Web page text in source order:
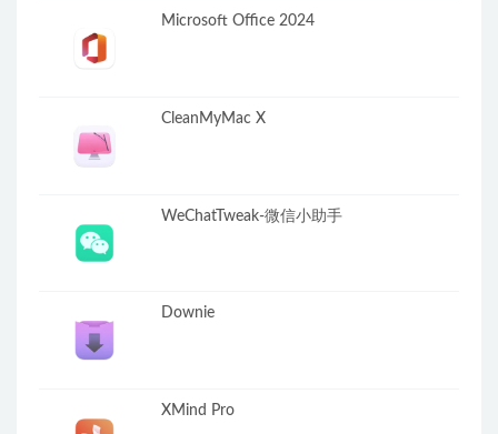
Microsoft Office 2024
CleanMyMac X
WeChatTweak-微信小助手
Downie
XMind Pro